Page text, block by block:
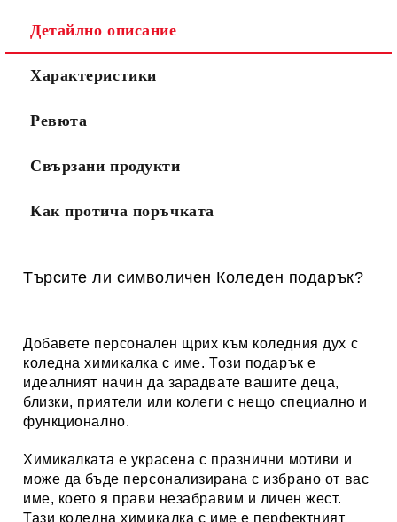
Детайлно описание
Характеристики
Ревюта
Свързани продукти
Как протича поръчката
Търсите ли символичен Коледен подарък?
Добавете персонален щрих към коледния дух с
коледна химикалка с име. Този подарък е
идеалният начин да зарадвате вашите деца,
близки, приятели или колеги с нещо специално и
функционално.
Химикалката е украсена с празнични мотиви и
може да бъде персонализирана с избрано от вас
име, което я прави незабравим и личен жест.
Тази коледна химикалка с име е перфектният